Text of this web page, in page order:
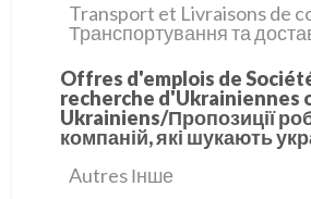
Transport et Livraisons de
Транспортування та
Offres d'emplois de
recherche d'Ukrainiennes
Ukrainiens/Пропозиції
компаній, які шукають
Autres Інше